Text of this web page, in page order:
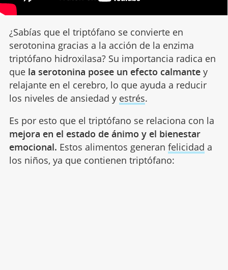
¿Sabías que el triptófano se convierte en
serotonina gracias a la acción de la enzima
triptófano hidroxilasa? Su importancia radica en
que la serotonina posee un efecto calmantey
relajante en el cerebro, lo que ayuda a reducir
los niveles de ansiedad y estrés.
Es por esto que el triptófano se relaciona con la
mejora en el estado de ánimo y el bienestar
emocional. Estos alimentos generan felicidad a
los niños, ya que contienen triptófano: